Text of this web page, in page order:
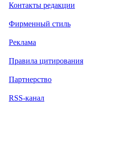
Контакты редакции
Фирменный стиль
Реклама
Правила цитирования
Партнерство
RSS-канал